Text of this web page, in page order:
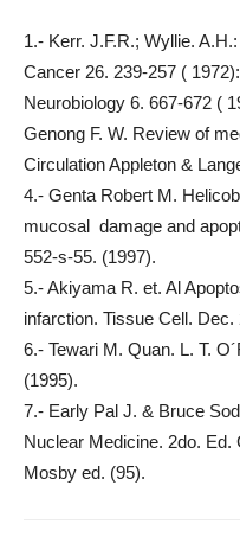
1.- Kerr. J.F.R.; Wyllie.
Cancer 26. 239-257 (
Neurobiology 6.
Genong F. W. Review of
Circulation Appleton &
4.- Genta Robert M.
mucosal damage and
552-s-55. (1997).
5.- Akiyama R. et. Al
infarction. Tissue Cell.
6.- Tewari M. Quan. L. T.
(1995).
7.- Early Pal J. & Bruce
Nuclear Medicine. 2do.
Mosby ed. (95).